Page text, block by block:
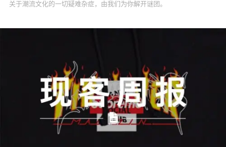
关于潮流文化的一切疑难杂症，由我们为你解开谜团。